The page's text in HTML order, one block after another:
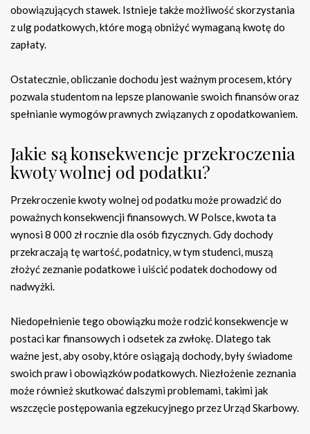
obowiązujących stawek. Istnieje także możliwość skorzystania
z ulg podatkowych, które mogą obniżyć wymaganą kwotę do
zapłaty.
Ostatecznie, obliczanie dochodu jest ważnym procesem, który
pozwala studentom na lepsze planowanie swoich finansów oraz
spełnianie wymogów prawnych związanych z opodatkowaniem.
Jakie są konsekwencje przekroczenia
kwoty wolnej od podatku?
Przekroczenie kwoty wolnej od podatku może prowadzić do
poważnych konsekwencji finansowych. W Polsce, kwota ta
wynosi 8 000 zł rocznie dla osób fizycznych. Gdy dochody
przekraczają tę wartość, podatnicy, w tym studenci, muszą
złożyć zeznanie podatkowe i uiścić podatek dochodowy od
nadwyżki.
Niedopełnienie tego obowiązku może rodzić konsekwencje w
postaci kar finansowych i odsetek za zwłokę. Dlatego tak
ważne jest, aby osoby, które osiągają dochody, były świadome
swoich praw i obowiązków podatkowych. Niezłożenie zeznania
może również skutkować dalszymi problemami, takimi jak
wszczęcie postępowania egzekucyjnego przez Urząd Skarbowy.